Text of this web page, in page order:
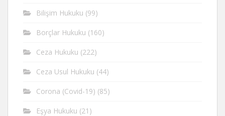
Bilişim Hukuku (99)
Borçlar Hukuku (160)
Ceza Hukuku (222)
Ceza Usul Hukuku (44)
Corona (Covid-19) (85)
Eşya Hukuku (21)